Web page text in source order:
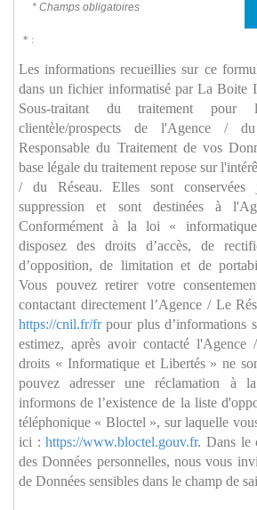
* Champs obligatoires
* :
Les informations recueillies sur ce
dans un fichier informatisé par La Boite
Sous-traitant du traitement
clientèle/prospects de l'Agence /
Responsable du Traitement de vos
base légale du traitement repose sur
/ du Réseau. Elles sont conservées
suppression et sont destinées à
Conformément à la loi «
disposez des droits d’accès, de
d’opposition, de limitation et de
Vous pouvez retirer votre
contactant directement l’Agence / Le
https://cnil.fr/frpour plus d’informations
estimez, après avoir contacté
droits « Informatique et Libertés » ne
pouvez adresser une réclamation à
informons de l’existence de la liste
téléphonique « Bloctel », sur laquelle
ici :https://www.bloctel.gouv.fr. Dans le
des Données personnelles, nous vous
de Données sensibles dans le champ de